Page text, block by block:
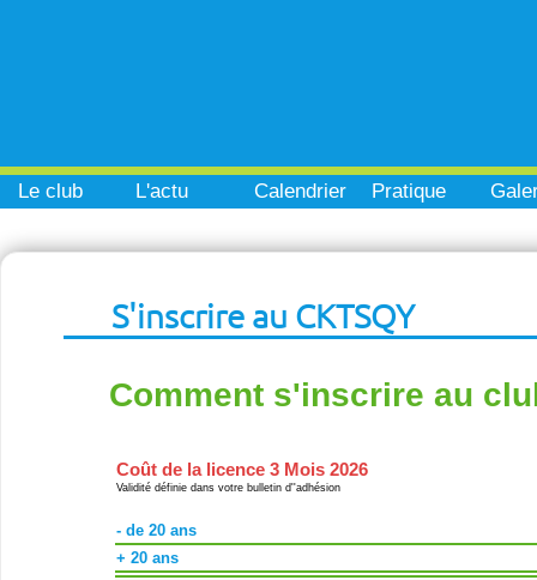
Le club L'actu Calendrier Pratique
S'inscrire au CKTSQY
Comment s'inscrire au
Coût de la licence 3 Mois 2026
Validité définie dans votre bulletin d''adhésion
- de 20 ans
+ 20 ans